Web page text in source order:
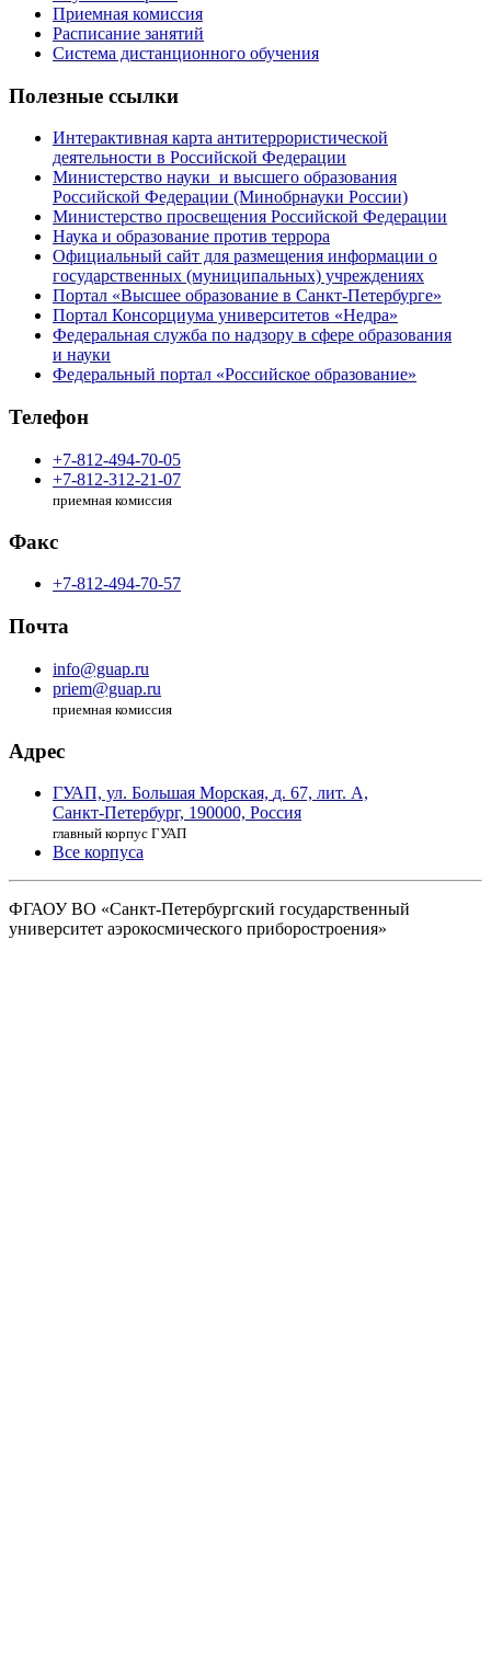
Приемная комиссия
Расписание занятий
Система дистанционного обучения
Полезные ссылки
Интерактивная карта антитеррористической
деятельности в Российской Федерации
Министерство науки и высшего образования
Российской Федерации (Минобрнауки России)
Министерство просвещения Российской Федерации
Наука и образование против террора
Официальный сайт для размещения информации о
государственных (муниципальных) учреждениях
Портал «Высшее образование в Санкт-Петербурге»
Портал Консорциума университетов «Недра»
Федеральная служба по надзору в сфере образования
и науки
Федеральный портал «Российское образование»
Телефон
+7-812-494-70-05
+7-812-312-21-07
приемная комиссия
Факс
+7-812-494-70-57
Почта
info@guap.ru
priem@guap.ru
приемная комиссия
Адрес
ГУАП, ул. Большая Морская, д. 67, лит. А,
Санкт-Петербург, 190000, Россия
главный корпус ГУАП
Все корпуса
ФГАОУ ВО «Санкт-Петербургский государственный
университет аэрокосмического приборостроения»